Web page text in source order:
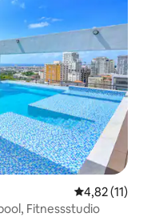
4,82 (11)
Fitnessstudio